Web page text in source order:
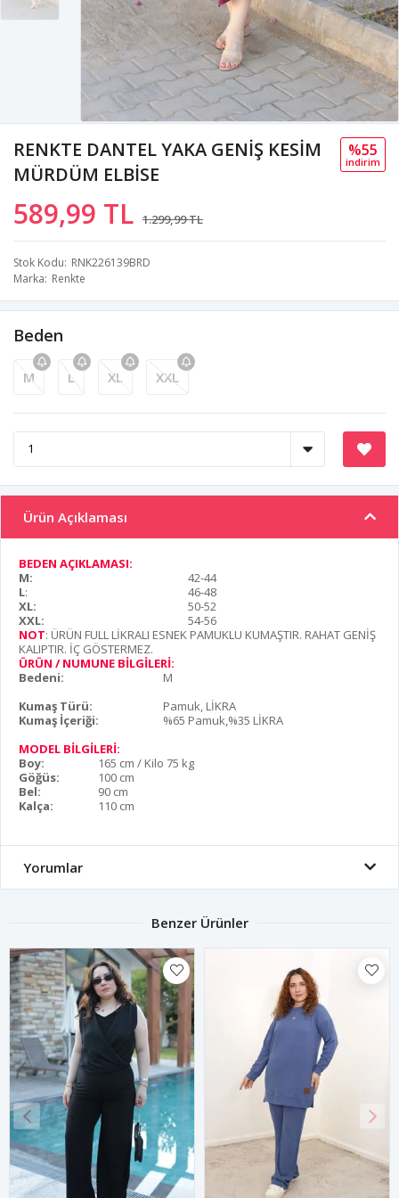
RENKTE DANTEL YAKA GENİŞ KESİM
MÜRDÜM ELBİSE
589,99 TL 1.299,99 TL
%55
i̇ndi̇ri̇m
Stok Kodu RNK226139BRD
Marka Renkte
Beden
M L XL XXL
Ürün Açıklaması
BEDEN AÇIKLAMASI:
M:
42-44
L:
46-48
XL:
50-52
XXL:
54-56
NOT: ÜRÜN FULL LİKRALI ESNEK PAMUKLU KUMAŞTIR. RAHAT GENİŞ
KALIPTIR. İÇ GÖSTERMEZ.
ÜRÜN / NUMUNE BİLGİLERİ:
Bedeni:
M
Kumaş Türü:
Pamuk, LİKRA
Kumaş İçeriği:
%65 Pamuk,%35 LİKRA
MODEL BİLGİLERİ:
Boy:
165 cm / Kilo 75 kg
Göğüs:
100 cm
Bel:
90 cm
Kalça:
110 cm
Yorumlar
Benzer Ürünler